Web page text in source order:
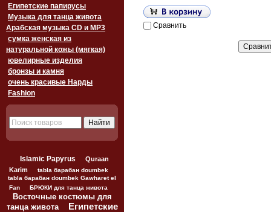
Египетские папирусы
Музыка для танца живота
Арабская музыка CD и MP3
сумка женская из
натуральной кожы (мягкая)
ювелирные изделия
бронзы и камня
очень красивые Нарды
Fashion
Islamic Papyrus
Quraan
Karim
tabla барабан doumbek
tabla барабан doumbek Gawharet el
Fan
БРЮКИ для танца живота
Восточные костюмы для
танца живота
Египетские
Сравнить